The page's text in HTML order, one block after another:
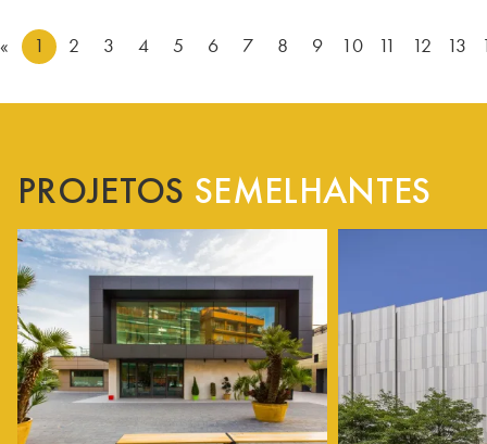
« 1 2 3 4 5 6 7 8 9 10 11 12 13
PROJETOS SEMELHANTES